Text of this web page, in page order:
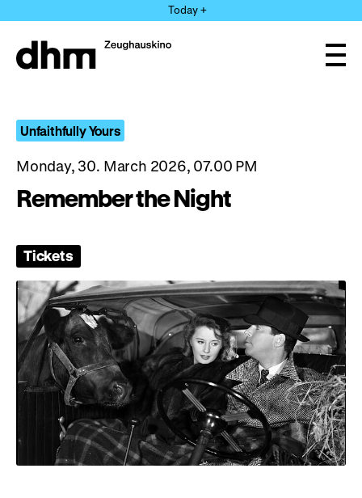
directly
the
Today +
Unfaithfully Yours
Monday, 30. March 2026, 07.00 PM
Remember the Night
Tickets